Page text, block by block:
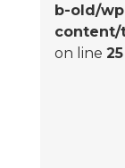
b-old/
content/
on line 25